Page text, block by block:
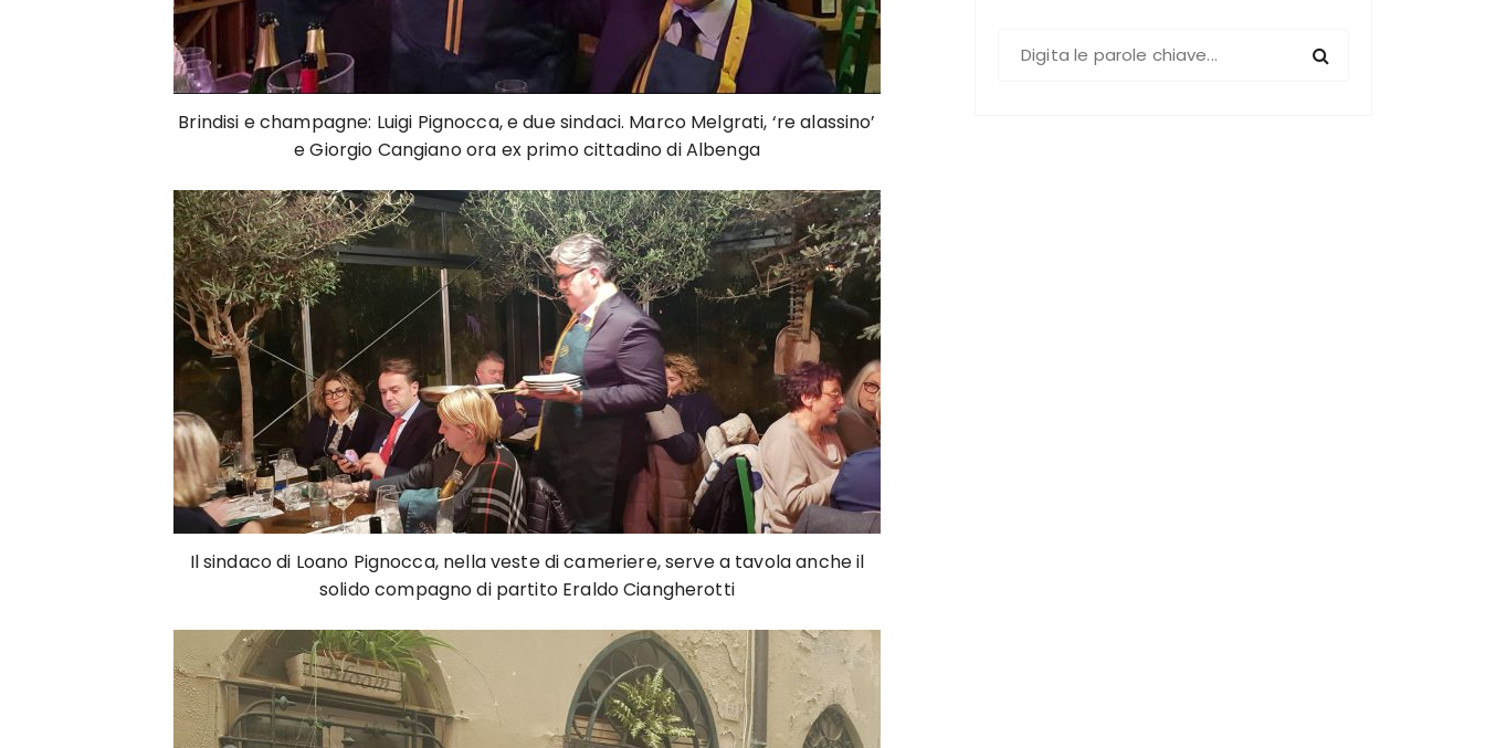
Brindisi e champagne: Luigi Pignocca, e due sindaci. Marco Melgrati, ‘re alassino’
e Giorgio Cangiano ora ex primo cittadino di Albenga
Il sindaco di Loano Pignocca, nella veste di cameriere, serve a tavola anche il
solido compagno di partito Eraldo Ciangherotti